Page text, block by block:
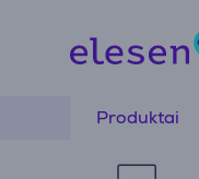
Produktai